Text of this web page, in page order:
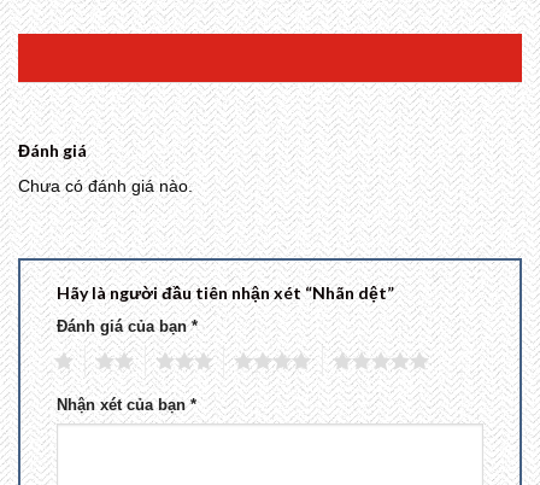
Đánh giá
Chưa có đánh giá nào.
Hãy là người đầu tiên nhận xét “Nhãn dệt”
Đánh giá của bạn*
1 2 3 4 5
Nhận xét của bạn*